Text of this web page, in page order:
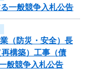
一般競争入札公告
（防災・安全）長
構築）工事（債
般競争入札公告